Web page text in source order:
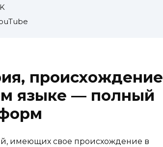
происхождение
языке — полный
имеющих свое происхождение в